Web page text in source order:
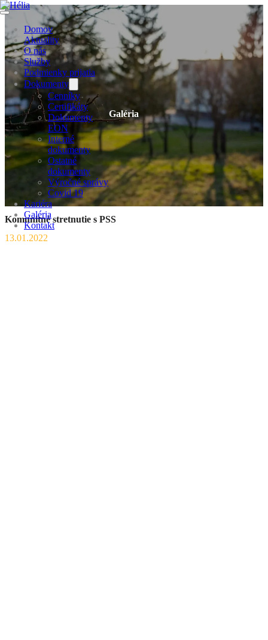
Domov
Aktuality
O nás
Služby
Podmienky prijatia
Dokumenty
Cenníky
Certifikáty
Dokumenty
EON
Interné
dokumenty
Ostatné
dokumenty
Výročné správy
Covid 19
Kariéra
Galéria
Kontakt
Galéria
Komunitné stretnutie s PSS
13.01.2022